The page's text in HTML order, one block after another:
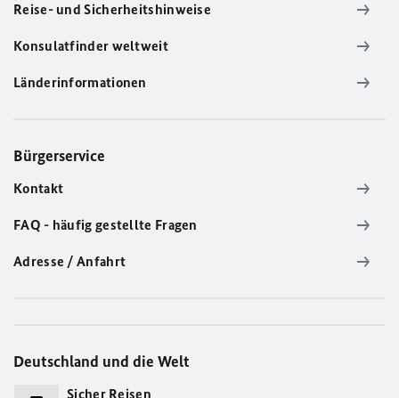
Reise- und Sicherheitshinweise
Konsulatfinder weltweit
Länderinformationen
Bürgerservice
Kontakt
FAQ - häufig gestellte Fragen
Adresse / Anfahrt
Deutschland und die Welt
Sicher Reisen